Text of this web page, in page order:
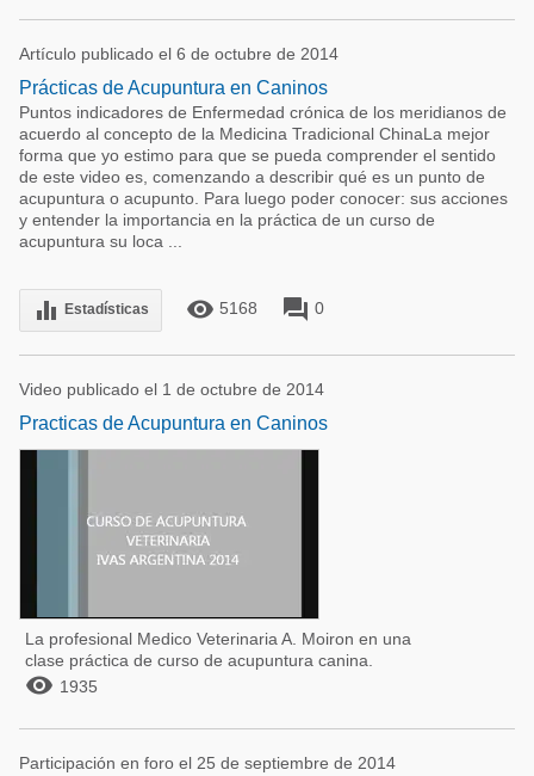
Artículo publicado el 6 de octubre de 2014
Prácticas de Acupuntura en Caninos
Puntos indicadores de Enfermedad crónica de los meridianos de
acuerdo al concepto de la Medicina Tradicional ChinaLa mejor
forma que yo estimo para que se pueda comprender el sentido
de este video es, comenzando a describir qué es un punto de
acupuntura o acupunto. Para luego poder conocer: sus acciones
y entender la importancia en la práctica de un curso de
acupuntura su loca ...
equalizer Estadísticas remove_red_eye 5168 forum 0
Video publicado el 1 de octubre de 2014
Practicas de Acupuntura en Caninos
La profesional Medico Veterinaria A. Moiron en una
clase práctica de curso de acupuntura canina.
 1935
Participación en foro el 25 de septiembre de 2014